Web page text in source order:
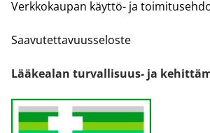
Verkkokaupan käyttö- ja
Saavutettavuusseloste
Lääkealan turvallisuus- ja